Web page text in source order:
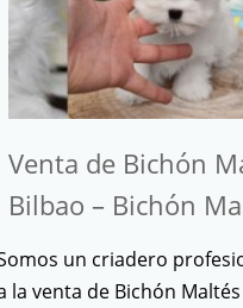
Venta de Bichón
Bilbao – Bichón
un criadero
la venta de Bichón